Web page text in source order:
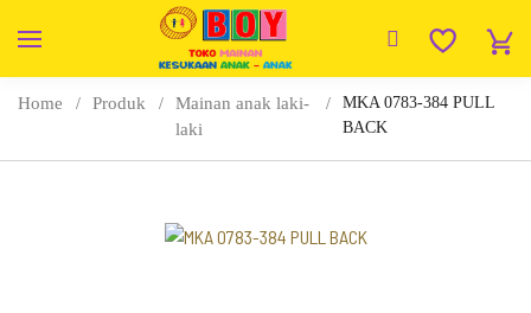
Home Produk
Mainan anak laki-
laki
MKA 0783-384 PULL
BACK